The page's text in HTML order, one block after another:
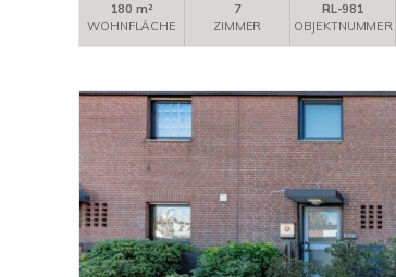
180 m²
WOHNFLÄCHE
7
ZIMMER
RL-981
OBJEKTNUMMER